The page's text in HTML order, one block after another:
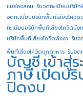
แม่ฮ่องสอน รับจดทะเบียนบริษั
จดทะเบียนบริษัทพื้นที่เสี่ยงโควิ
ทะเบียนบริษัทพื้นที่เสี่ยงโควิดบึง
บริษัทพื้นที่เสี่ยงโควิดพังงา รับจ
พื้นที่เสี่ยงโควิดมุกดาหาร รับจด
บัญชี เข้าสู่
ภาษีเปิดบ
ปิดงบ